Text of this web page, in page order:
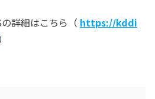
の詳細はこちら（ https://kddi